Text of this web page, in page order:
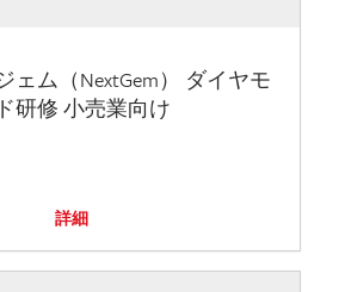
ェム（NextGem） ダイヤモ
研修 小売業向け
詳細